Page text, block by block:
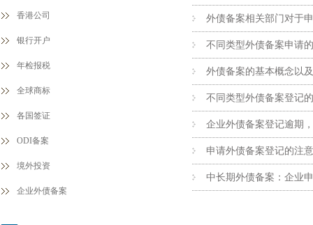
香港公司
银行开户
年检报税
全球商标
各国签证
ODI备案
境外投资
企业外债备案
外债备案相关部门对于
不同类型外债备案申请
外债备案的基本概念以
不同类型外债备案登记
企业外债备案登记逾期
申请外债备案登记的注
中长期外债备案：企业